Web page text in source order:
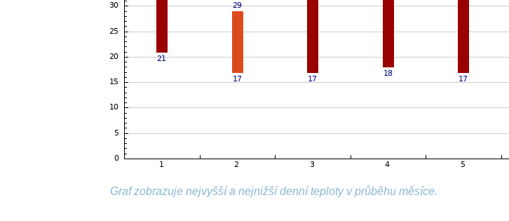
Graf zobrazuje nejvyšší a nejnižší denní teploty v průběhu měsíce.